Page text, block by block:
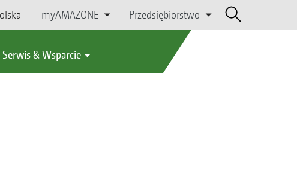
myAMAZONE Przedsiębiorstwo
Serwis & Wsparcie